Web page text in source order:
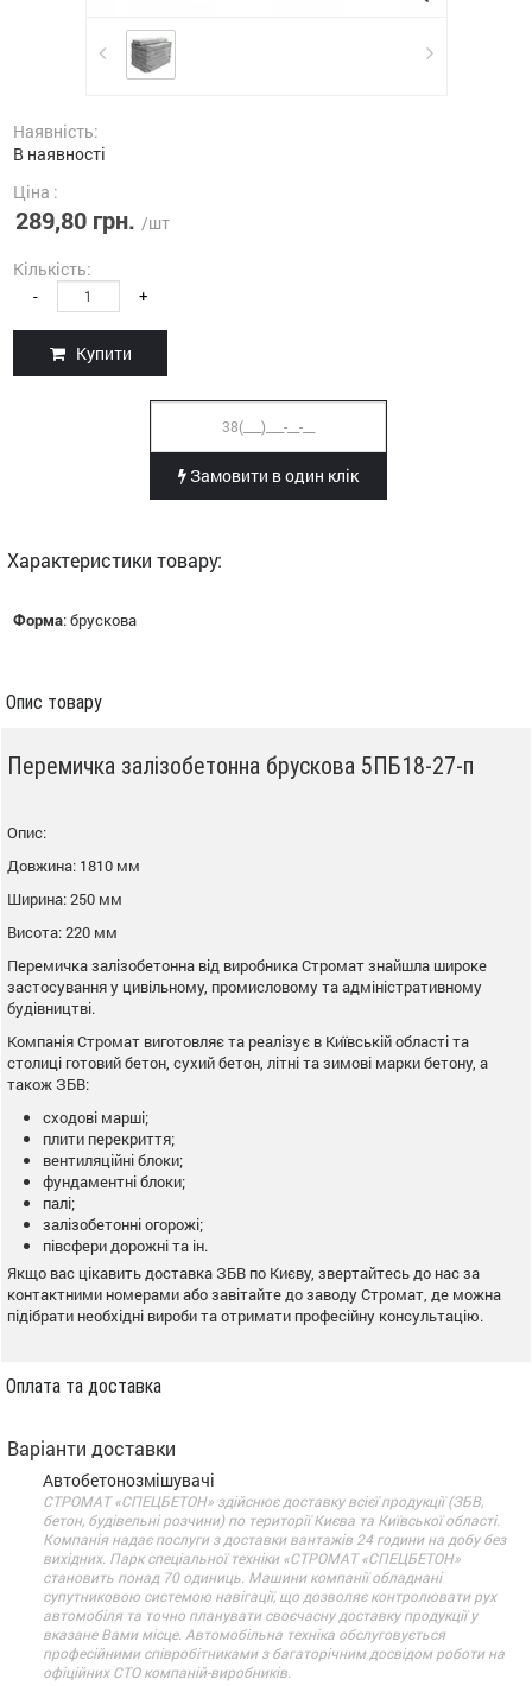
Наявність:
В наявності
Ціна :
289,80 грн. /шт
Кількість:
- +
Купити
Замовити в один клік
Характеристики товару:
Форма:брускова
Опис товару
Перемичка залізобетонна брускова 5ПБ18-27-п
Опис:
Довжина: 1810 мм
Ширина: 250 мм
Висота: 220 мм
Перемичка залізобетонна від виробника Стромат знайшла широке
застосування у цивільному, промисловому та адміністративному
будівництві.
Компанія Стромат виготовляє та реалізує в Київській області та
столиці готовий бетон, сухий бетон, літні та зимові марки бетону, а
також ЗБВ:
сходові марші;
плити перекриття;
вентиляційні блоки;
фундаментні блоки;
палі;
залізобетонні огорожі;
півсфери дорожні та ін.
Якщо вас цікавить доставка ЗБВ по Києву, звертайтесь до нас за
контактними номерами або завітайте до заводу Стромат, де можна
підібрати необхідні вироби та отримати професійну консультацію.
Оплата та доставка
Варіанти доставки
Автобетонозмішувачі
СТРОМАТ «СПЕЦБЕТОН» здійснює доставку всієї продукції (ЗБВ,
бетон, будівельні розчини) по території Києва та Київської області.
Компанія надає послуги з доставки вантажів 24 години на добу без
вихідних. Парк спеціальної техніки «СТРОМАТ «СПЕЦБЕТОН»
становить понад 70 одиниць. Машини компанії обладнані
супутниковою системою навігації, що дозволяє контролювати рух
автомобіля та точно планувати своєчасну доставку продукції у
вказане Вами місце. Автомобільна техніка обслуговується
професійними співробітниками з багаторічним досвідом роботи на
офіційних СТО компаній-виробників.